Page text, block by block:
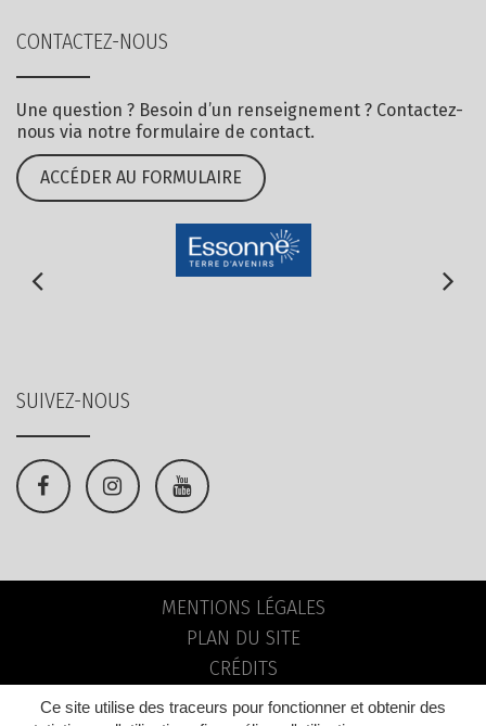
Ce site utilise des traceurs pour fonctionner et obtenir des
CONTACTEZ-NOUS
Une question ? Besoin d’un renseignement ? Contactez-
nous via notre formulaire de contact.
ACCÉDER AU FORMULAIRE
SUIVEZ-NOUS
Lien
compte
Lien
compte
Instagram
Lien
chaîne
Youtube
MENTIONS LÉGALES
PLAN DU SITE
CRÉDITS